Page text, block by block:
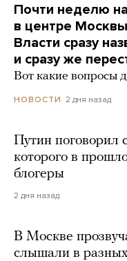
Почти неделю
в центре
Власти сразу
и сразу же
Вот какие вопросы
НОВОСТИ 2 дня назад
Путин поговорил
которого в
блогеры
2 дня назад
В Москве
слышали в разных